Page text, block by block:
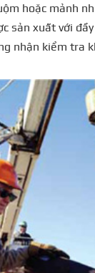
hoặc mảnh
sản xuất với
nhận kiểm tra